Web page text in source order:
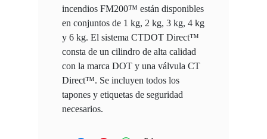
incendios FM200™ están disponibles
en conjuntos de 1 kg, 2 kg, 3 kg, 4 kg
y 6 kg. El sistema CTDOT Direct™
consta de un cilindro de alta calidad
con la marca DOT y una válvula CT
Direct™. Se incluyen todos los
tapones y etiquetas de seguridad
necesarios.